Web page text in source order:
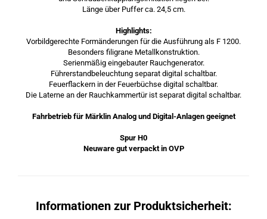
Länge über Puffer ca. 24,5 cm.
Highlights:
Vorbildgerechte Formänderungen für die Ausführung als F 1200.
Besonders filigrane Metallkonstruktion.
Serienmäßig eingebauter Rauchgenerator.
Führerstandbeleuchtung separat digital schaltbar.
Feuerflackern in der Feuerbüchse digital schaltbar.
Die Laterne an der Rauchkammertür ist separat digital schaltbar.
Fahrbetrieb für Märklin Analog und Digital-Anlagen geeignet
Spur H0
Neuware gut verpackt in OVP
Informationen zur Produktsicherheit: